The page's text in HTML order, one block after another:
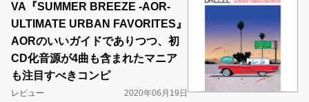
VA『SUMMER BREEZE -AOR-
ULTIMATE URBAN FAVORITES』
AORのいいガイドでありつつ、初
CD化音源が4曲も含まれたマニア
も注目すべきコンピ
レビュー 2020年06月19日